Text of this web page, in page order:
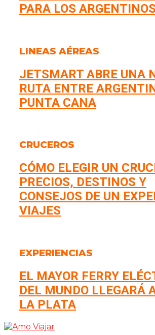
PARA LOS ARGENTINOS
LINEAS AÉREAS
JETSMART ABRE UNA
RUTA ENTRE
PUNTA CANA
CRUCEROS
CÓMO ELEGIR UN
PRECIOS, DESTINOS Y
CONSEJOS DE UN
VIAJES
EXPERIENCIAS
EL MAYOR FERRY
DEL MUNDO LLEGARÁ
LA PLATA